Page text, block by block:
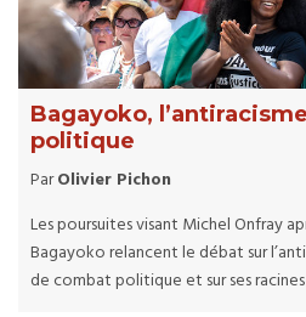
Bagayoko,
politique
ParOlivier Pichon
Les poursuites visant Michel Onfray
Bagayoko relancent le débat sur
de combat politique et sur ses